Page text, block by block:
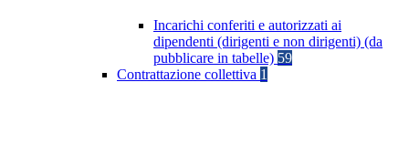
Incarichi conferiti e autorizzati ai
dipendenti (dirigenti e non dirigenti) (da
pubblicare in tabelle) 59
Contrattazione collettiva 1